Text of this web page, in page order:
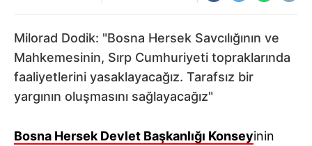
Milorad Dodik: "Bosna Hersek Savcılığının ve
Mahkemesinin, Sırp Cumhuriyeti topraklarında
faaliyetlerini yasaklayacağız. Tarafsız bir
yargının oluşmasını sağlayacağız"
Bosna Hersek Devlet Başkanlığı Konseyinin